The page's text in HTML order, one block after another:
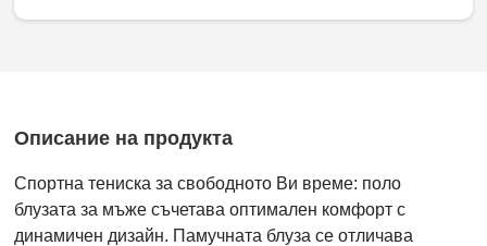
Описание на продукта
Спортна тениска за свободното Ви време: поло
блузата за мъже съчетава оптимален комфорт с
динамичен дизайн. Памучната блуза се отличава